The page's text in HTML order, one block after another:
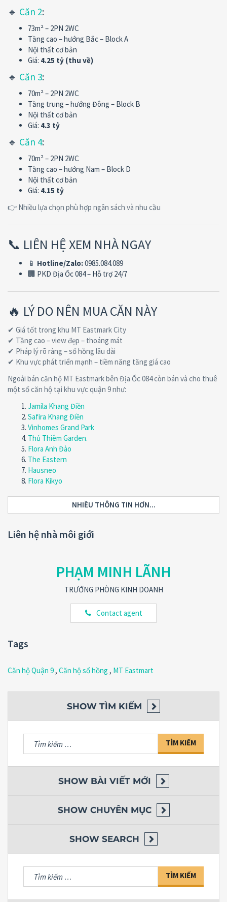
🔹 Căn 2:
73m² – 2PN 2WC
Tầng cao – hướng Bắc – Block A
Nội thất cơ bản
Giá: 4.25 tỷ (thu về)
🔹 Căn 3:
70m² – 2PN 2WC
Tầng trung – hướng Đông – Block B
Nội thất cơ bản
Giá: 4.3 tỷ
🔹 Căn 4:
70m² – 2PN 2WC
Tầng cao – hướng Nam – Block D
Nội thất cơ bản
Giá: 4.15 tỷ
👉 Nhiều lựa chọn phù hợp ngân sách và nhu cầu
📞 LIÊN HỆ XEM NHÀ NGAY
📱 Hotline/Zalo:0985.084.089
🏢 PKD Địa Ốc 084 – Hỗ trợ 24/7
🔥 LÝ DO NÊN MUA CĂN NÀY
✔ Giá tốt trong khu MT Eastmark City
✔ Tầng cao – view đẹp – thoáng mát
✔ Pháp lý rõ ràng – sổ hồng lâu dài
✔ Khu vực phát triển mạnh – tiềm năng tăng giá cao
Ngoài bán căn hộ MT Eastmark bên Địa Ốc 084 còn bán và cho thuê
một số căn hộ tại khu vực quận 9 như:
Jamila Khang Điền
Safira Khang Điền
Vinhomes Grand Park
Thủ Thiêm Garden.
Flora Anh Đào
The Eastern
Hausneo
Flora Kikyo
NHIỀU THÔNG TIN HƠN...
Liên hệ nhà môi giới
PHẠM MINH LÃNH
TRƯỞNG PHÒNG KINH DOANH
Contact agent
Tags
Căn hộ Quận 9, Căn hộ sổ hồng , MT Eastmart
SHOW TÌM KIẾM
Tìm
kiếm
SHOW BÀI VIẾT MỚI
SHOW CHUYÊN MỤC
SHOW SEARCH
Tìm
kiếm